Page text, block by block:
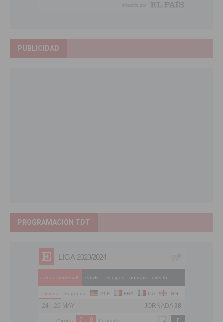
PUBLICIDAD
PROGRAMACIÓN TDT